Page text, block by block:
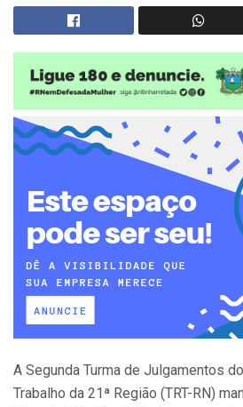
A Segunda Turma de Julgamentos
Trabalho da 21ª Região (TRT-RN)